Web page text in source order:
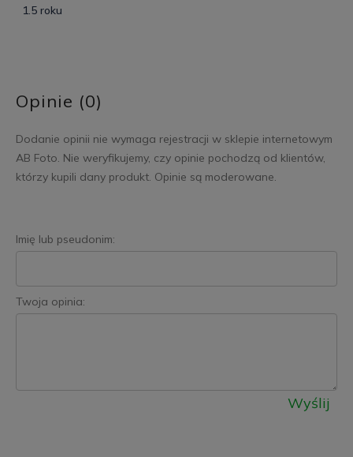
1.5 roku
Opinie (0)
Dodanie opinii nie wymaga rejestracji w sklepie internetowym
AB Foto. Nie weryfikujemy, czy opinie pochodzą od klientów,
którzy kupili dany produkt. Opinie są moderowane.
Imię lub pseudonim:
Twoja opinia:
Wyślij